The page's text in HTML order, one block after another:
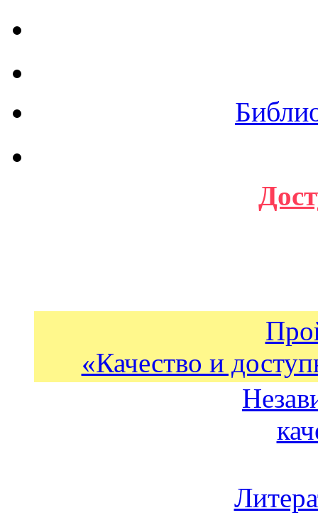
«Качество и